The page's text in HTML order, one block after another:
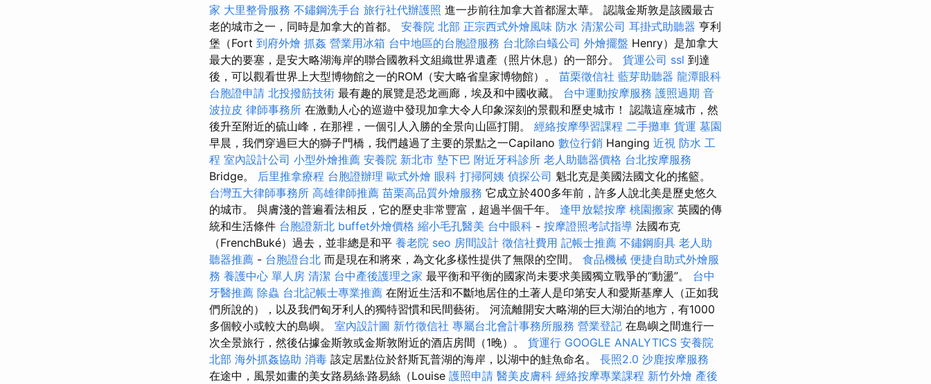
家 大里整骨服務 不鏽鋼洗手台 旅行社代辦護照 進一步前往加拿大首都渥太華。 認識金斯敦是該國最古
老的城市之一，同時是加拿大的首都。 安養院 北部 正宗西式外燴風味 防水 清潔公司 耳掛式助聽器 亨利
堡（Fort 到府外燴 抓姦 營業用冰箱 台中地區的台胞證服務 台北除白蟻公司 外燴擺盤 Henry）是加拿大
最大的要塞，是安大略湖海岸的聯合國教科文組織世界遺產（照片休息）的一部分。 貨運公司 ssl 到達
後，可以觀看世界上大型博物館之一的ROM（安大略省皇家博物館）。 苗栗徵信社 藍芽助聽器 龍潭眼科
台胞證申請 北投撥筋技術 最有趣的展覽是恐龙画廊，埃及和中國收藏。 台中運動按摩服務 護照過期 音
波拉皮 律師事務所 在激動人心的巡遊中發現加拿大令人印象深刻的景觀和歷史城市！ 認識這座城市，然
後升至附近的硫山峰，在那裡，一個引人入勝的全景向山區打開。 經絡按摩學習課程 二手攤車 貨運 墓園
早晨，我們穿過巨大的獅子門橋，我們越過了主要的景點之一Capilano 數位行銷 Hanging 近視 防水 工
程 室內設計公司 小型外燴推薦 安養院 新北市 墊下巴 附近牙科診所 老人助聽器價格 台北按摩服務
Bridge。 后里推拿療程 台胞證辦理 歐式外燴 眼科 打掃阿姨 偵探公司 魁北克是美國法國文化的搖籃。
台灣五大律師事務所 高雄律師推薦 苗栗高品質外燴服務 它成立於400多年前，許多人說北美是歷史悠久
的城市。 與膚淺的普遍看法相反，它的歷史非常豐富，超過半個千年。 逢甲放鬆按摩 桃園搬家 英國的傳
統和生活條件 台胞證新北 buffet外燴價格 縮小毛孔醫美 台中眼科 - 按摩證照考試指導 法國布克
（FrenchBuké）過去，並非總是和平 養老院 seo 房間設計 徵信社費用 記帳士推薦 不鏽鋼廚具 老人助
聽器推薦 - 台胞證台北 而是現在和將來，為文化多樣性提供了無限的空間。 食品機械 便捷自助式外燴服
務 養護中心 單人房 清潔 台中產後護理之家 最平衡和平衡的國家尚未要求美國獨立戰爭的“動盪”。 台中
牙醫推薦 除蟲 台北記帳士專業推薦 在附近生活和不斷地居住的土著人是印第安人和愛斯基摩人（正如我
們所說的），以及我們匈牙利人的獨特習慣和民間藝術。 河流離開安大略湖的巨大湖泊的地方，有1000
多個較小或較大的島嶼。 室內設計圖 新竹徵信社 專屬台北會計事務所服務 營業登記 在島嶼之間進行一
次全景旅行，然後佔據金斯敦或金斯敦附近的酒店房間（1晚）。 貨運行 GOOGLE ANALYTICS 安養院
北部 海外抓姦協助 消毒 該定居點位於舒斯瓦普湖的海岸，以湖中的鮭魚命名。 長照2.0 沙鹿按摩服務
在途中，風景如畫的美女路易絲·路易絲（Louise 護照申請 醫美皮膚科 經絡按摩專業課程 新竹外燴 產後